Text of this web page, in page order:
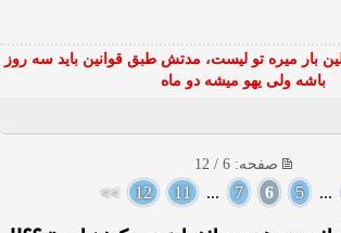
بار میره تو لیست، مدتش طبق قوانین باید سه روز
باشه ولی یهو میشه دو ماه
صفحه: 6 / 12
...
5
6
7
...
11
12
>>